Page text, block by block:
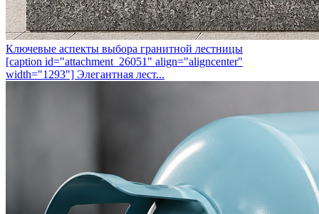
Ключевые аспекты выбора гранитной лестницы
[caption id="attachment_26051" align="aligncenter"
width="1293"] Элегантная лест...